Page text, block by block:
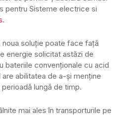
pentru Sisteme electrice si
.
noua soluţie poate face faţă
energie solicitat astăzi de
bateriile convenţionale cu acid
abilitatea de a-şi menţine
lungă de timp.
mai ales în transporturile pe